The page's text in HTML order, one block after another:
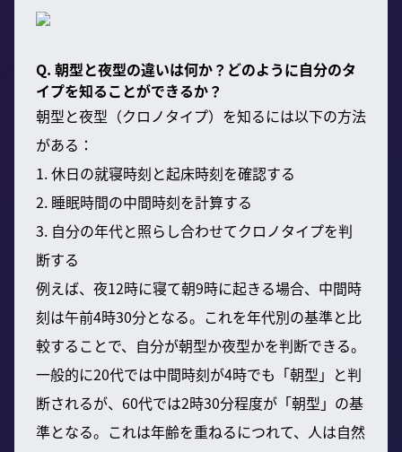
Q. 朝型と夜型の違いは何か？どのように自分のタ
イプを知ることができるか？
朝型と夜型（クロノタイプ）を知るには以下の方法
がある：
1. 休日の就寝時刻と起床時刻を確認する
2. 睡眠時間の中間時刻を計算する
3. 自分の年代と照らし合わせてクロノタイプを判
断する
例えば、夜12時に寝て朝9時に起きる場合、中間時
刻は午前4時30分となる。これを年代別の基準と比
較することで、自分が朝型か夜型かを判断できる。
一般的に20代では中間時刻が4時でも「朝型」と判
断されるが、60代では2時30分程度が「朝型」の基
準となる。これは年齢を重ねるにつれて、人は自然